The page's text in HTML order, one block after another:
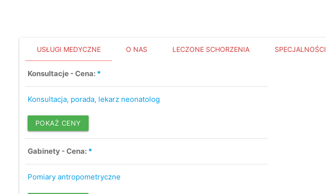
USŁUGI MEDYCZNE O NAS LECZONE SCHORZENIA SPECJALNOŚCI
Konsultacje - Cena: *
Konsultacja, porada, lekarz neonatolog
POKAŻ CENY
Gabinety - Cena: *
Pomiary antropometryczne